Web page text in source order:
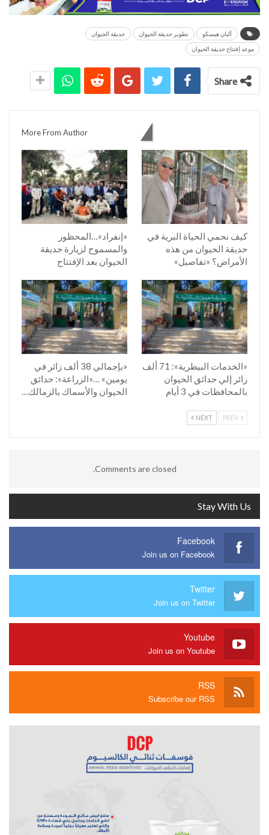
ألبان هيسكو تطوير حديقة الحيوان حديقة الحيوان
موعد إفتتاح حديقة الحيوان
Share
More From Author
كيف نحمي الحياة البرية في
حديقة الحيوان من هذه
الأمراض؟ «تفاصيل»
«إنفراد»…المحظور
والمسموح لزيارة حديقة
الحيوان بعد الإفتتاح
«الخدمات البيطرية»: 71 ألف
زائر إلي حدائق الحيوان
بالمحافظات في 3 أيام
«بإجمالي 38 ألف زائر في
يومين» …«الزراعة»: حدائق
الحيوان والأسماك بالزمالك…
NEXT
Comments are closed.
Stay With Us
Facebook
Join us on Facebook
Twitter
Join us on Twitter
Youtube
Join us on Youtube
RSS
Subscribe our RSS